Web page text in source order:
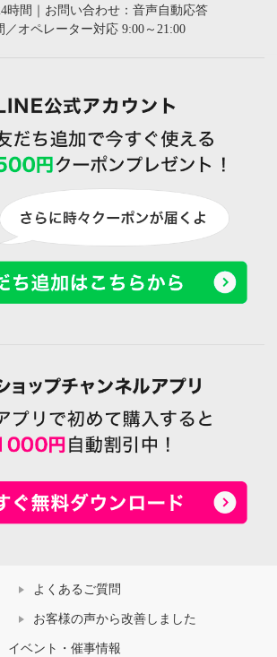
時間｜お問い合わせ：音声自動応答
／オペレーター対応 9:00～21:00
よくあるご質問
お客様の声から改善しました
イベント・催事情報